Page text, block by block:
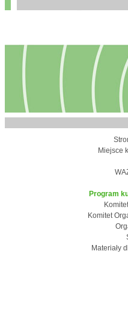
Miejsce
Program
Komitet
Materiały